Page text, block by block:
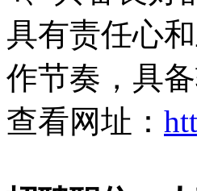
具有责任心
作节奏，具
查看网址：